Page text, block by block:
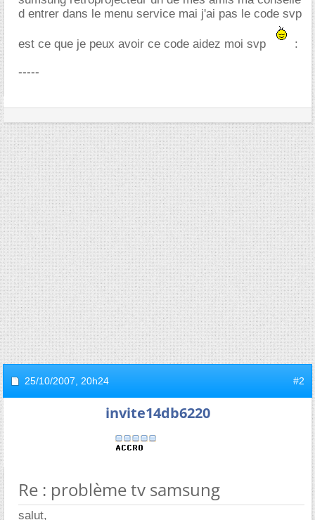
d entrer dans le menu service mai j'ai pas le code svp
est ce que je peux avoir ce code aidez moi svp :
-----
25/10/2007, 20h24 #2
invite14db6220
Re : problème tv samsung
salut,